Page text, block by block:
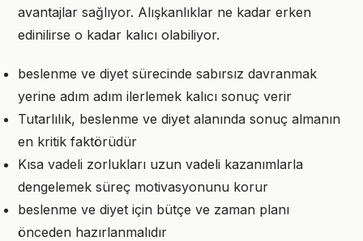
avantajlar sağlıyor. Alışkanlıklar ne kadar erken
edinilirse o kadar kalıcı olabiliyor.
beslenme ve diyet sürecinde sabırsız davranmak
yerine adım adım ilerlemek kalıcı sonuç verir
Tutarlılık, beslenme ve diyet alanında sonuç almanın
en kritik faktörüdür
Kısa vadeli zorlukları uzun vadeli kazanımlarla
dengelemek süreç motivasyonunu korur
beslenme ve diyet için bütçe ve zaman planı
önceden hazırlanmalıdır